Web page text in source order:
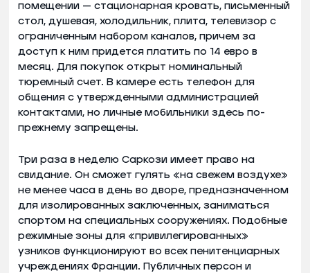
помещении — стационарная кровать, письменный
стол, душевая, холодильник, плита, телевизор с
ограниченным набором каналов, причем за
доступ к ним придется платить по 14 евро в
месяц. Для покупок открыт номинальный
тюремный счет. В камере есть телефон для
общения с утвержденными администрацией
контактами, но личные мобильники здесь по-
прежнему запрещены.
Три раза в неделю Саркози имеет право на
свидание. Он сможет гулять «на свежем воздухе»
не менее часа в день во дворе, предназначенном
для изолированных заключенных, заниматься
спортом на специальных сооружениях. Подобные
режимные зоны для «привилегированных»
узников функционируют во всех пенитенциарных
учреждениях Франции. Публичных персон и